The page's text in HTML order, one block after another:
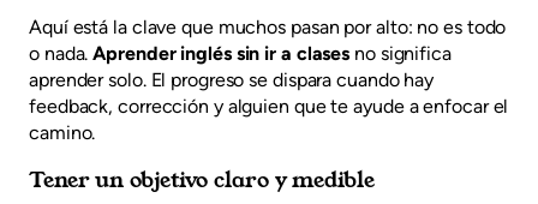
Aquí está la clave que muchos pasan por alto: no es todo
o nada.Aprender inglés sin ir a clases no significa
aprender solo. El progreso se dispara cuando hay
feedback, corrección y alguien que te ayude a enfocar el
camino.
Tener un objetivo claro y medible